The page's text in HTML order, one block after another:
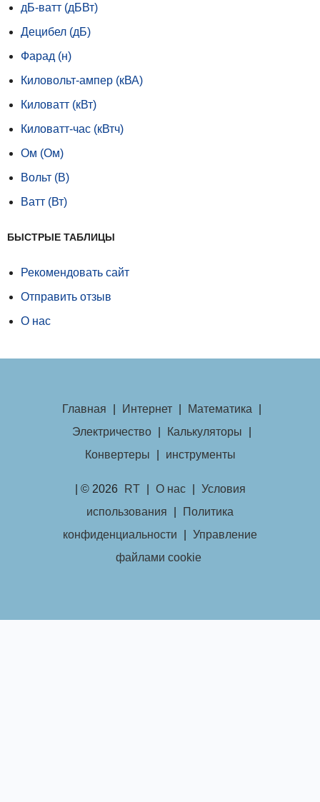
дБ-ватт (дБВт)
Децибел (дБ)
Фарад (н)
Киловольт-ампер (кВА)
Киловатт (кВт)
Киловатт-час (кВтч)
Ом (Ом)
Вольт (В)
Ватт (Вт)
БЫСТРЫЕ ТАБЛИЦЫ
Рекомендовать сайт
Отправить отзыв
О нас
Главная Интернет Математика
Электричество
Калькуляторы
Конвертеры
инструменты
| © 2026 RT О нас
Условия
использования
Политика
конфиденциальности
Управление
файлами cookie